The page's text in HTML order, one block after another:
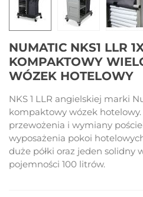
NUMATIC NKS1 LLR
KOMPAKTOWY
WÓZEK HOTELOWY
NKS 1 LLR angielskiej marki
kompaktowy wózek
przewożenia i wymiany
wyposażenia pokoi
duże półki oraz jeden solidny
pojemności 100 litrów.